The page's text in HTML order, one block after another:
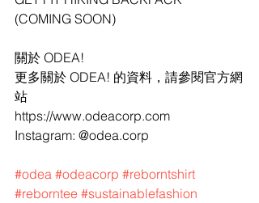
(COMING SOON)
關於 ODEA!
更多關於 ODEA! 的資料，請參閱官方網
站
https://www.odeacorp.com
Instagram: @odea.corp
#odea #odeacorp #reborntshirt
#reborntee #sustainablefashion